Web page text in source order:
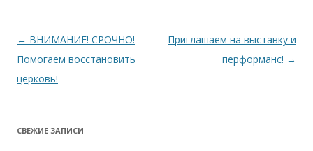
Навигация
по
записям
← ВНИМАНИЕ! СРОЧНО!
Помогаем восстановить
церковь!
Приглашаем на выставку и
перформанс! →
СВЕЖИЕ ЗАПИСИ